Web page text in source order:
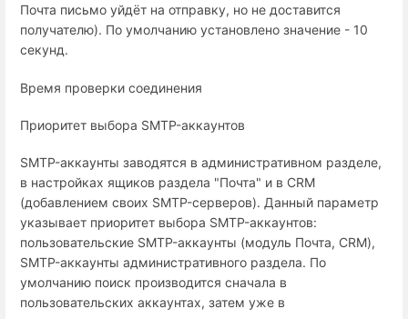
Почта письмо уйдёт на отправку, но не доставится
получателю). По умолчанию установлено значение - 10
секунд.
Время проверки соединения
Приоритет выбора SMTP-аккаунтов
SMTP-аккаунты заводятся в административном разделе,
в настройках ящиков раздела "Почта" и в CRM
(добавлением своих SMTP-серверов). Данный параметр
указывает приоритет выбора SMTP-аккаунтов:
пользовательские SMTP-аккаунты (модуль Почта, CRM),
SMTP-аккаунты административного раздела. По
умолчанию поиск производится сначала в
пользовательских аккаунтах, затем уже в